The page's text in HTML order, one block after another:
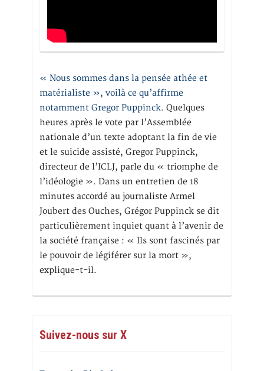
« Nous sommes dans la pensée athée et
matérialiste », voilà ce qu’affirme
notamment Gregor Puppinck. Quelques
heures après le vote par l’Assemblée
nationale d’un texte adoptant la fin de vie
et le suicide assisté, Gregor Puppinck,
directeur de l’ICLJ, parle du « triomphe de
l’idéologie ». Dans un entretien de 18
minutes accordé au journaliste Armel
Joubert des Ouches, Grégor Puppinck se dit
particulièrement inquiet quant à l’avenir de
la société française : « Ils sont fascinés par
le pouvoir de légiférer sur la mort »,
explique-t-il.
Suivez-nous sur X